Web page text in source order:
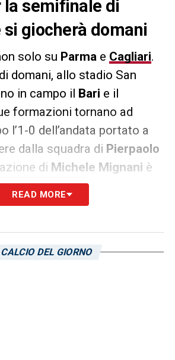
la semifinale di
si giocherà domani
solo su Parma e Cagliari.
domani, allo stadio San
in campo il Bari e il
formazioni tornano ad
l’1-0 dell’andata portato a
dalla squadra di Pierpaolo
di Michele Mignani è
Stesso discorso per
in caso di promozione in
READ MORE
DEL GIORNO